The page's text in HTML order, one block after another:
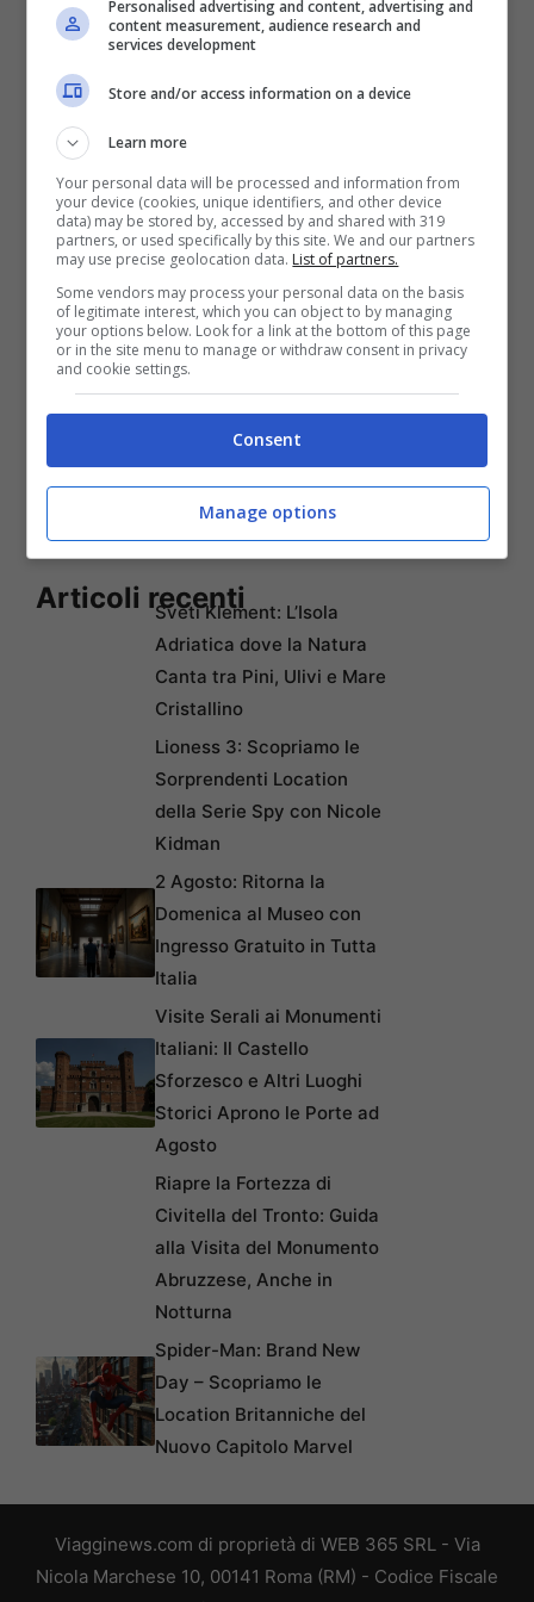
numeri delle prime due colonne delle ruote
del Lotto ad esclusione della Ruota
Nazionale.
Estrazioni del 10eLotto serale
del 24 maggio
NUMERI VINCENTI 10eLOTTO
9-12-17-27-35-38-39-42-44-48-52-56-
57-63-65-70-79-82-87-88
Doppio Oro: 65 57
Articoli recentiSveti Klement: L’Isola
Adriatica dove la Natura
Canta tra Pini, Ulivi e Mare
Cristallino
Lioness 3: Scopriamo le
Sorprendenti Location
della Serie Spy con Nicole
Kidman
2 Agosto: Ritorna la
Domenica al Museo con
Ingresso Gratuito in Tutta
Italia
Visite Serali ai Monumenti
Italiani: Il Castello
Sforzesco e Altri Luoghi
Storici Aprono le Porte ad
Agosto
Riapre la Fortezza di
Civitella del Tronto: Guida
alla Visita del Monumento
Abruzzese, Anche in
Notturna
Spider-Man: Brand New
Day – Scopriamo le
Location Britanniche del
Nuovo Capitolo Marvel
Viagginews.com di proprietà di WEB 365 SRL - Via
Nicola Marchese 10, 00141 Roma (RM) - Codice Fiscale
Personalised advertising and content, advertising and
content measurement, audience research and
services development
Store and/or access information on a device
Learn more
Your personal data will be processed and information from
your device (cookies, unique identifiers, and other device
data) may be stored by, accessed by and shared with 319
partners, or used specifically by this site. We and our partners
may use precise geolocation data. List of partners.
Some vendors may process your personal data on the basis
of legitimate interest, which you can object to by managing
your options below. Look for a link at the bottom of this page
or in the site menu to manage or withdraw consent in privacy
and cookie settings.
Consent
Manage options